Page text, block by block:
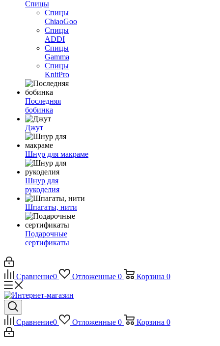
Спицы
Спицы
ChiaoGoo
Спицы
ADDI
Спицы
Gamma
Спицы
KnitPro
Последняя
бобинка
Джут
Шнур для макраме
Шнур для
рукоделия
Шпагаты, нити
Подарочные
сертификаты
Сравнение0 Отложенные 0 Корзина 0
Сравнение0 Отложенные 0 Корзина 0